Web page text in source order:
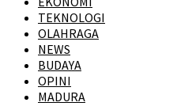
TEKNOLOGI
OLAHRAGA
NEWS
BUDAYA
OPINI
MADURA